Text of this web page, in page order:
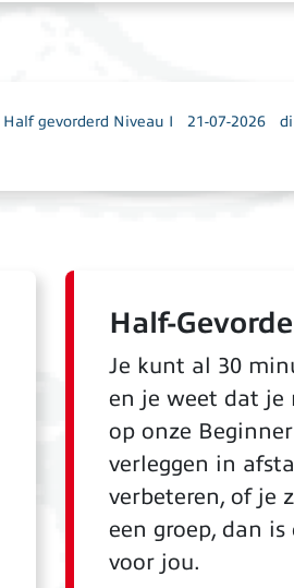
Half gevorderd Niveau I 21-07-2026
Half-
Je kunt al 30
en je weet dat je
op onze
verleggen in
verbeteren, of je
een groep, dan is
voor jou.